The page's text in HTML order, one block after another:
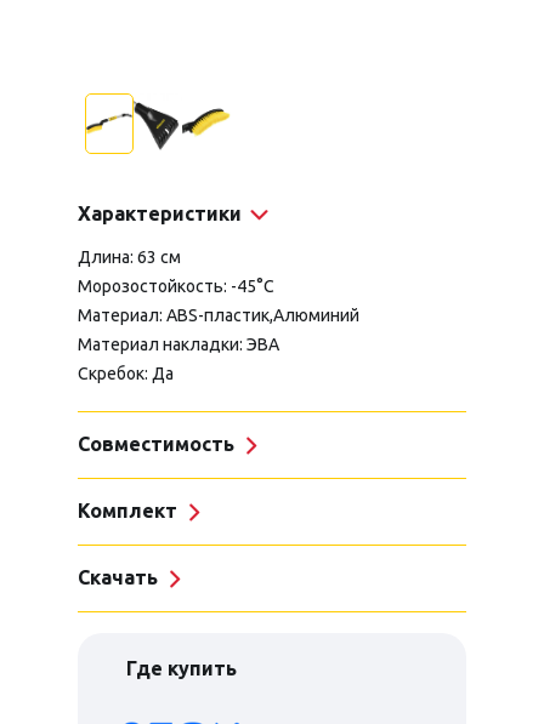
Характеристики
Длина: 63 см
Морозостойкость: -45°С
Материал: ABS-пластик,Алюминий
Материал накладки: ЭВА
Скребок: Да
Совместимость
Комплект
Скачать
Где купить